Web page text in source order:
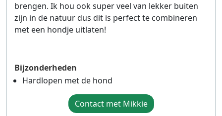
brengen. Ik hou ook super veel van lekker buiten
zijn in de natuur dus dit is perfect te combineren
met een hondje uitlaten!
Bijzonderheden
Hardlopen met de hond
Contact met Mikkie